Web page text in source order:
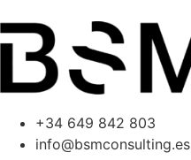
+34 649 842 803
info@bsmconsulting.es